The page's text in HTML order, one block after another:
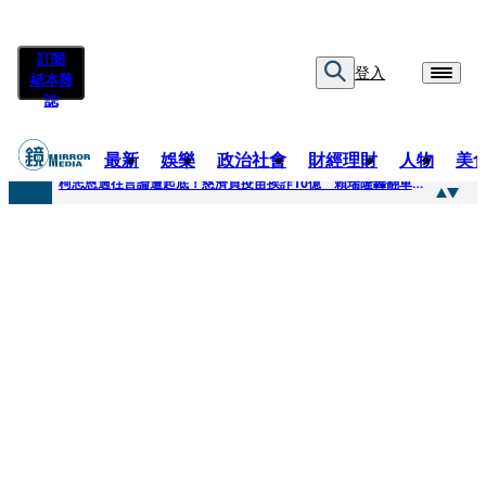
訂閱
紙本雜
誌
登入
最新 娛樂 政治社會 財經理財 人物 美
快訊
柯志恩過往言論遭起底！慈濟買疫苗挨詐10億 賴瑞隆轟翻車：應為當年錯誤道歉